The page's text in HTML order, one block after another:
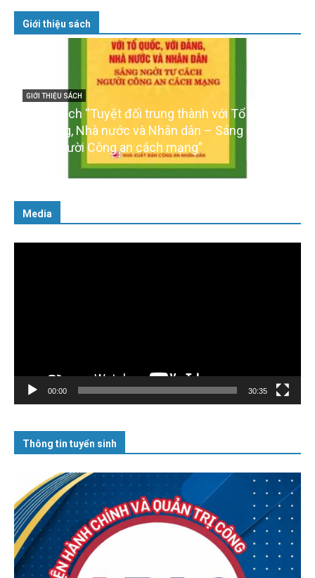
Giới thiệu sách
GIỚI THIỆU SÁCH
Cuốn sách “Tuyệt đối trung thành với Tổ quốc,
với Đảng, Nhà nước và Nhân dân – Sáng ngời tư
cách người Công an cách mạng”
Media
00:00 30:35
Thông tin tuyển sinh